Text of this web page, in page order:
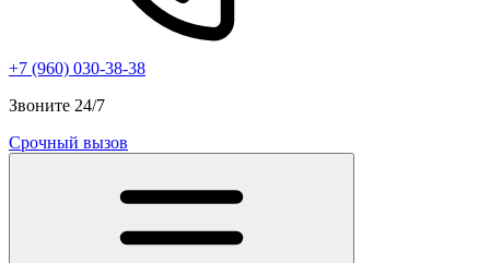
+7 (960) 030-38-38
Звоните 24/7
Срочный вызов